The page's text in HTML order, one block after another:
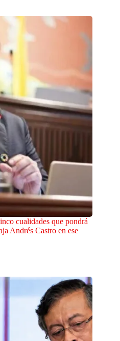
cualidades que pondrá
Andrés Castro en ese